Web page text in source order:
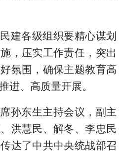
建各级组织要精心谋划
，压实工作责任，突出
氛围，确保主题教育高
进、高质量开展。
孙东生主持会议，副主
洪慧民、解冬、李忠民
达了中共中央统战部召